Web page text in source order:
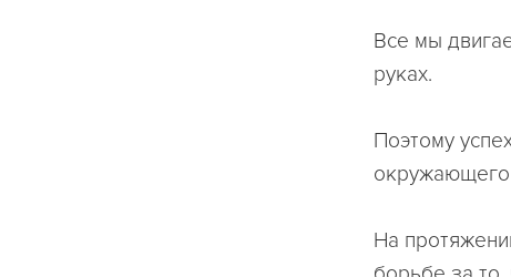
Все мы
руках.
Поэтому
окружающего
На